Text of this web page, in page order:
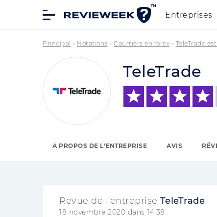
Entreprises
Principal » Notations » Courtiers en forex » TeleTrade
TeleTrade
A PROPOS DE L'ENTREPRISE AVIS
Revue de l'entreprise TeleTrade
18 novembre 2020 dans 14:38